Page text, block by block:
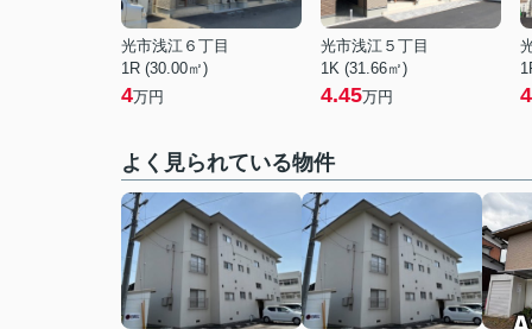
光市浅江６丁目
1R (30.00㎡)
4万円
光市浅江５丁目
1K (31.66㎡)
4.45万円
よく見られている物件